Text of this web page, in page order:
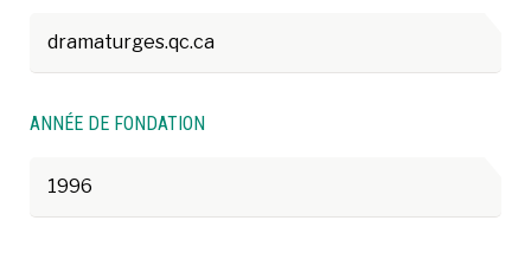
dramaturges.qc.ca
ANNÉE DE FONDATION
1996